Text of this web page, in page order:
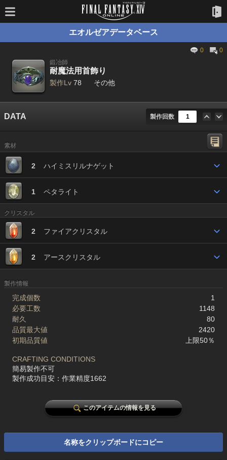
エオルゼアデータベース
0
0
鍛冶師
耐魔法用首飾り
製作Lv 78 その他
DATA 製作回数
素材
2 ハイミスリルナゲット
1 ペタライト
クリスタル
2 ファイアクリスタル
2 アースクリスタル
製作情報
完成個数
1
必要工数
1148
耐久
80
品質最大値
2420
初期品質値
上限50％
CRAFTING CONDITIONS
簡易製作不可
製作成功目安：作業精度1662
このアイテムの情報を見る
名称をクリップボードにコピー